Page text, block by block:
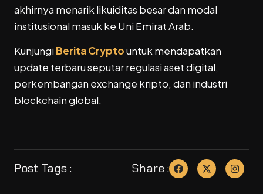
akhirnya menarik likuiditas besar dan modal
institusional masuk ke Uni Emirat Arab.
Kunjungi Berita Cryptountuk mendapatkan
update terbaru seputar regulasi aset digital,
perkembangan exchange kripto, dan industri
blockchain global.
Post Tags : Share :